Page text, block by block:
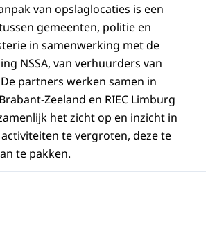
van opslaglocaties is een
gemeenten, politie en
in samenwerking met de
NSSA, van verhuurders van
partners werken samen in
Zeeland en RIEC Limburg
het zicht op en inzicht in
te vergroten, deze te
te pakken.